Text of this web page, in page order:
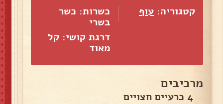
קטגוריה: עוף
כשרות: כשר
בשרי
דרגת קושי: קל
מאוד
מרכיבים
4 כרעיים חצויים